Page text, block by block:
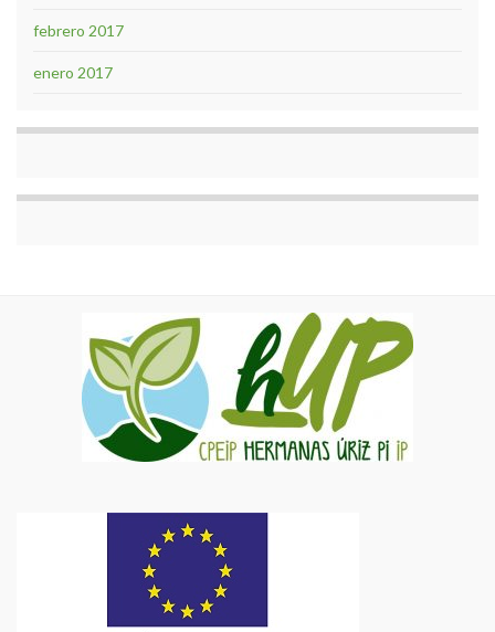
febrero 2017
enero 2017